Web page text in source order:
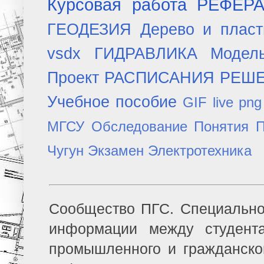
Курсовая работа
ГЕОДЕЗИЯ Дерево и
vsdx
ГИДРАВЛИКА
Проект РАСПИСАНИЯ
Учебное пособие GIF live png
МГСУ Обследование Понятия
Чугун Экзамен Электротехника
Сообщество ПГС.
информации между
промышленного и